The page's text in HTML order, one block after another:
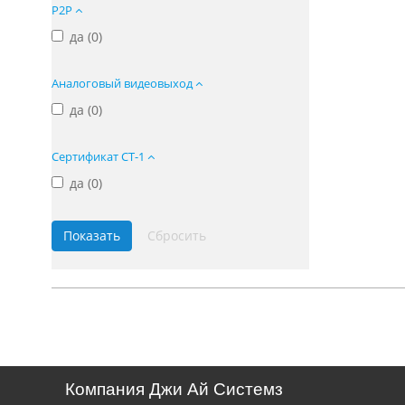
P2P
да (0)
Аналоговый видеовыход
да (0)
Сертификат СТ-1
да (0)
Компания Джи Ай Системз